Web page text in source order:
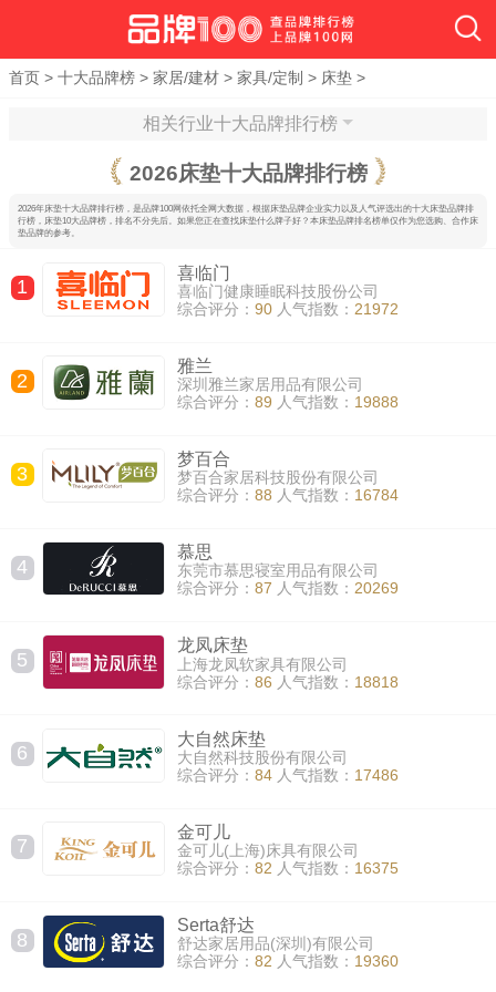
首页 > 十大品牌榜 > 家居/建材 > 家具/定制 > 床垫 >
相关行业十大品牌排行榜
2026床垫十大品牌排行榜
2026年床垫十大品牌排行榜，是品牌100网依托全网大数据，根据床垫品牌企业实力以及人气评选出的十大床垫品牌排
行榜，床垫10大品牌榜，排名不分先后。如果您正在查找床垫什么牌子好？本床垫品牌排名榜单仅作为您选购、合作床
垫品牌的参考。
1
喜临门
喜临门健康睡眠科技股份公司
综合评分： 90 人气指数： 21972
2
雅兰
深圳雅兰家居用品有限公司
综合评分： 89 人气指数： 19888
3
梦百合
梦百合家居科技股份有限公司
综合评分： 88 人气指数： 16784
4
慕思
东莞市慕思寝室用品有限公司
综合评分： 87 人气指数： 20269
5
龙凤床垫
上海龙凤软家具有限公司
综合评分： 86 人气指数： 18818
6
大自然床垫
大自然科技股份有限公司
综合评分： 84 人气指数： 17486
7
金可儿
金可儿(上海)床具有限公司
综合评分： 82 人气指数： 16375
8
Serta舒达
舒达家居用品(深圳)有限公司
综合评分： 82 人气指数： 19360